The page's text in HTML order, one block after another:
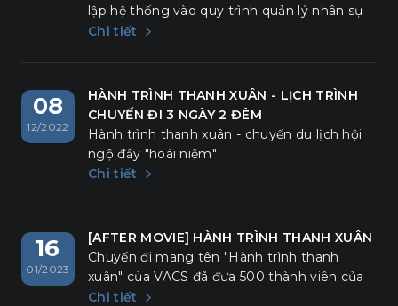
lập hệ thống vào quy trình quản lý nhân sự
là một bước tiến mới của VACS trong năm
Chi tiết
08
12/2022
HÀNH TRÌNH THANH XUÂN - LỊCH TRÌNH
CHUYẾN ĐI 3 NGÀY 2 ĐÊM
Hành trình thanh xuân - chuyến du lịch hội
ngộ đầy "hoài niệm"
Chi tiết
16
01/2023
[AFTER MOVIE] HÀNH TRÌNH THANH XUÂN
Chuyến đi mang tên "Hành trình thanh
xuân" của VACS đã đưa 500 thành viên của
mình một lần nữa được trở về để hoài niệm,
Chi tiết